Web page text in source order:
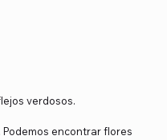
verdosos.
encontrar flores